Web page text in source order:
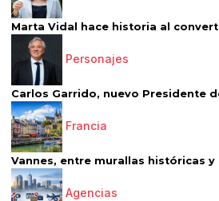
Marta Vidal hace historia al
Personajes
Carlos Garrido, nuevo Presidente
Francia
Vannes, entre murallas históricas
Agencias